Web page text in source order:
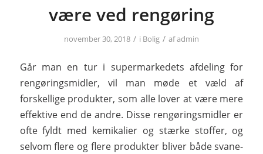
være ved rengøring
november 30, 2018 / i Bolig / afadmin
Går man en tur i supermarkedets afdeling for
rengøringsmidler, vil man møde et væld af
forskellige produkter, som alle lover at være mere
effektive end de andre. Disse rengøringsmidler er
ofte fyldt med kemikalier og stærke stoffer, og
selvom flere og flere produkter bliver både svane-